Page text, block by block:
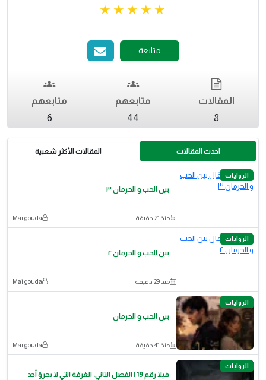
متابعة
المقالات
8
متابعهم
44
متابعهم
6
احدث المقالات المقالات الأكثر شعبية
الروايات
بين الحب و الحرمان ٣
منذ 21 دقيقة Mai gouda
الروايات
بين الحب و الحرمان ٢
منذ 29 دقيقة Mai gouda
الروايات
بين الحب و الحرمان
منذ 41 دقيقة Mai gouda
الروايات
فيلا رقم 19 | الفصل الثاني: الغرفة التي لا يجرؤ أحد